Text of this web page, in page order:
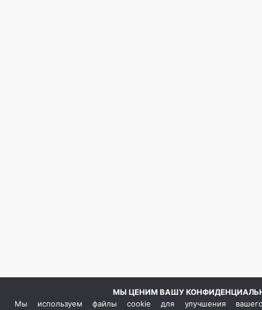
МЫ ЦЕНИМ ВАШУ
Мы используем файлы cookie для улучшения